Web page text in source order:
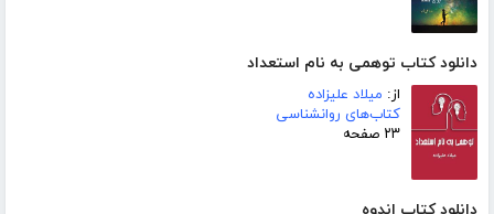
دانلود کتاب توهمی به نام استعداد
از: میلاد علیزاده
کتاب‌های روانشناسی
۲۳ صفحه